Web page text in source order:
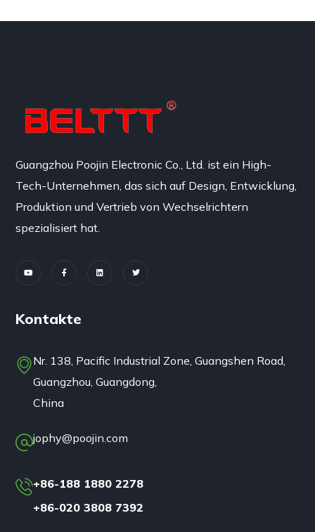
Guangzhou Poojin Electronic Co., Ltd. ist ein High-
Tech-Unternehmen, das sich auf Design, Entwicklung,
Produktion und Vertrieb von Wechselrichtern
spezialisiert hat.
Kontakte
Nr. 138, Pacific Industrial Zone, Guangshen Road,
Guangzhou, Guangdong,
China
jophy@poojin.com
+86-188 1880 2278
+86-020 3808 7392